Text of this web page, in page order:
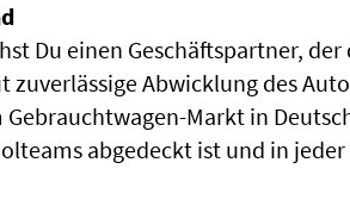
Du einen Geschäftspartner,
zuverlässige Abwicklung des
Markt in
abgedeckt ist und in jeder